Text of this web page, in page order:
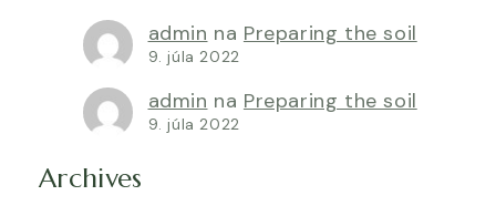
admin na Preparing the soil
9. júla 2022
admin na Preparing the soil
9. júla 2022
Archives